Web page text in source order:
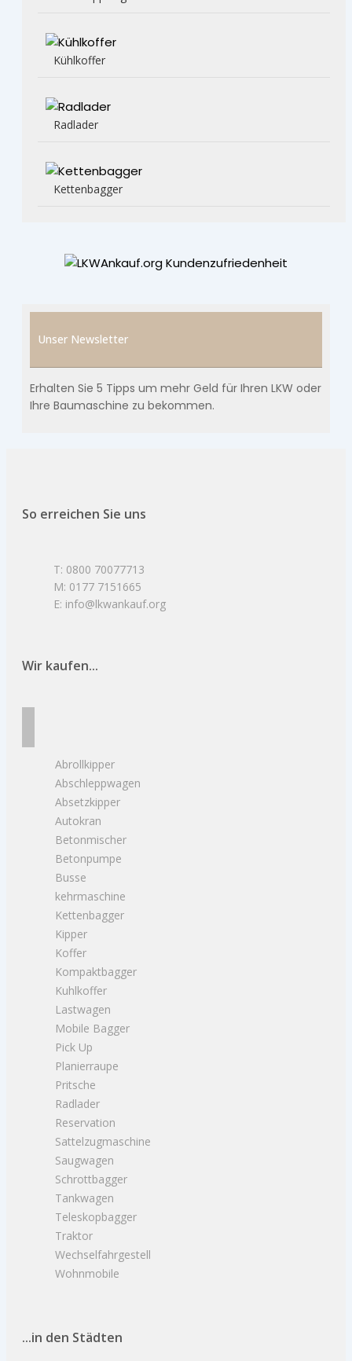
Kühlkoffer
Radlader
Kettenbagger
Unser Newsletter
Erhalten Sie 5 Tipps um mehr Geld für Ihren LKW oder
Ihre Baumaschine zu bekommen.
So erreichen Sie uns
T: 0800 70077713
M: 0177 7151665
E: info@lkwankauf.org
Wir kaufen...
Abrollkipper
Abschleppwagen
Absetzkipper
Autokran
Betonmischer
Betonpumpe
Busse
kehrmaschine
Kettenbagger
Kipper
Koffer
Kompaktbagger
Kuhlkoffer
Lastwagen
Mobile Bagger
Pick Up
Planierraupe
Pritsche
Radlader
Reservation
Sattelzugmaschine
Saugwagen
Schrottbagger
Tankwagen
Teleskopbagger
Traktor
Wechselfahrgestell
Wohnmobile
...in den Städten